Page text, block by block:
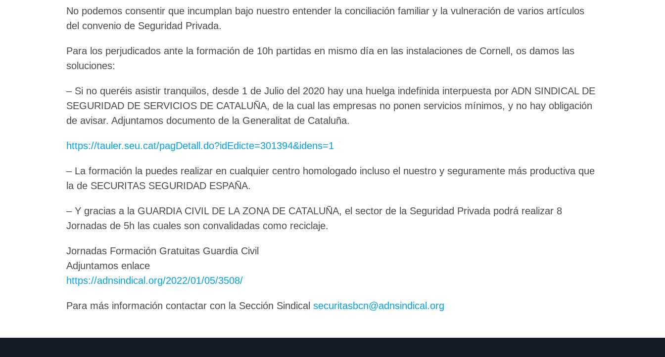
No podemos consentir que incumplan bajo nuestro entender la conciliación familiar y la vulneración de varios artículos
del convenio de Seguridad Privada.
Para los perjudicados ante la formación de 10h partidas en mismo día en las instalaciones de Cornell, os damos las
soluciones:
– Si no queréis asistir tranquilos, desde 1 de Julio del 2020 hay una huelga indefinida interpuesta por ADN SINDICAL DE
SEGURIDAD DE SERVICIOS DE CATALUÑA, de la cual las empresas no ponen servicios mínimos, y no hay obligación
de avisar. Adjuntamos documento de la Generalitat de Cataluña.
https://tauler.seu.cat/pagDetall.do?idEdicte=301394&idens=1
– La formación la puedes realizar en cualquier centro homologado incluso el nuestro y seguramente más productiva que
la de SECURITAS SEGURIDAD ESPAÑA.
– Y gracias a la GUARDIA CIVIL DE LA ZONA DE CATALUÑA, el sector de la Seguridad Privada podrá realizar 8
Jornadas de 5h las cuales son convalidadas como reciclaje.
Jornadas Formación Gratuitas Guardia Civil
Adjuntamos enlace
https://adnsindical.org/2022/01/05/3508/
Para más información contactar con la Sección Sindicalsecuritasbcn@adnsindical.org
⚖️ Dpto. Jurídico y Abogados (Email)
📊 Herramienta: Tabla Salarial PDF